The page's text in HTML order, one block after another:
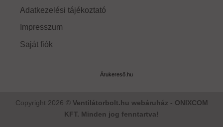
Adatkezelési tájékoztató
Impresszum
Saját fiók
Árukereső.hu
Copyright 2026 © Ventilátorbolt.hu webáruház - ONIXCOM
KFT. Minden jog fenntartva!